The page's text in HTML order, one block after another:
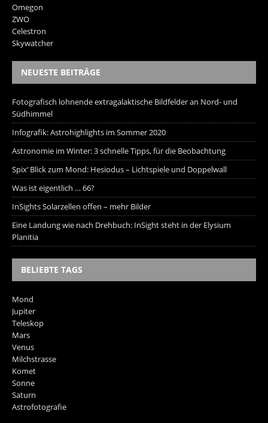
Omegon
ZWO
Celestron
Skywatcher
NEUESTE BEITRÄGE
Fotografisch lohnende extragalaktische Bildfelder an Nord- und
Südhimmel
Infografik: Astrohighlights im Sommer 2020
Astronomie im Winter: 3 schnelle Tipps, für die Beobachtung
Spix‘ Blick zum Mond: Hesiodus – Lichtspiele und Doppelwall
Was ist eigentlich … 66?
InSights Solarzellen offen – mehr Bilder
Eine Landung wie nach Drehbuch: InSight steht in der Elysium
Planitia
BELIEBTE TAGS
Mond
Jupiter
Teleskop
Mars
Venus
Milchstrasse
Komet
Sonne
Saturn
Astrofotografie